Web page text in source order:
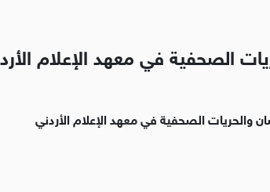
الصحفية في معهد الإعلام